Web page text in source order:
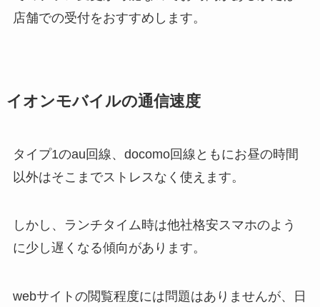
店舗での受付をおすすめします。
イオンモバイルの通信速度
タイプ1のau回線、docomo回線ともにお昼の時間
以外はそこまでストレスなく使えます。
しかし、ランチタイム時は他社格安スマホのよう
に少し遅くなる傾向があります。
webサイトの閲覧程度には問題はありませんが、日